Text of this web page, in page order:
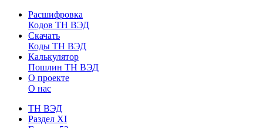
Расшифровка
Кодов ТН ВЭД
Скачать
Коды ТН ВЭД
Калькулятор
Пошлин ТН ВЭД
О проекте
О нас
ТН ВЭД
Раздел XI